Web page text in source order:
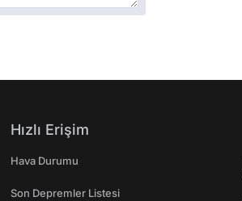
Hızlı Erişim
Hava Durumu
Son Depremler Listesi